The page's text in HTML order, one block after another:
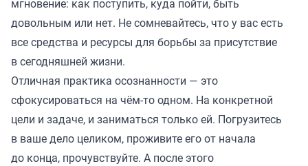
мгновение: как поступить, куда пойти, быть
довольным или нет. Не сомневайтесь, что у вас есть
все средства и ресурсы для борьбы за присутствие
в сегодняшней жизни.
Отличная практика осознанности — это
сфокусироваться на чём-то одном. На конкретной
цели и задаче, и заниматься только ей. Погрузитесь
в ваше дело целиком, проживите его от начала
до конца, прочувствуйте. А после этого